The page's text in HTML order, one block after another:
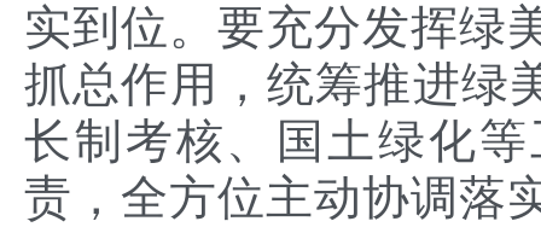
实到位。要充分发挥绿
抓总作用，统筹推进绿
长制考核、国土绿化
责，全方位主动协调落